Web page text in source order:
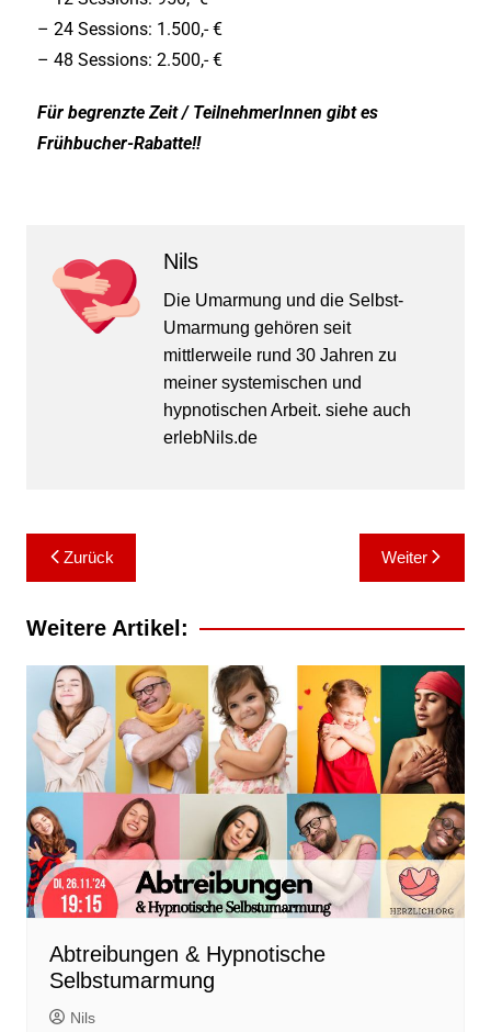
– 24 Sessions: 1.500,- €
– 48 Sessions: 2.500,- €
Für begrenzte Zeit / TeilnehmerInnen gibt es
Frühbucher-Rabatte!!
Nils
Die Umarmung und die Selbst-
Umarmung gehören seit
mittlerweile rund 30 Jahren zu
meiner systemischen und
hypnotischen Arbeit. siehe auch
erlebNils.de
Zurück Weiter
Weitere Artikel:
Abtreibungen & Hypnotische
Selbstumarmung
Nils